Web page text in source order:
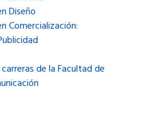
Diseño
Comercialización:
de la Facultad de